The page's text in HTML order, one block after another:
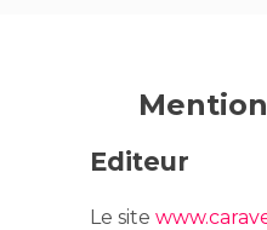
Editeur
Le site